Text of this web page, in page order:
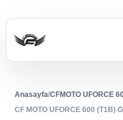
Anasayfa/CFMOTO UFORCE
CF MOTO UFORCE 600 (T1B)